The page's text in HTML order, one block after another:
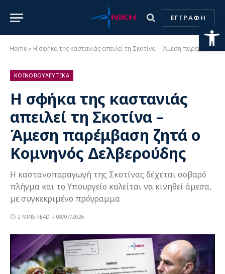
ΕΓΓΡΑΦΗ
Home » Η σφήκα της καστανιάς απειλεί τη Σκοτίνα – Άμεση παρέμβαση ζητά ο Κομνηνός Δελβερούδης
ΚΟΙΝΟΒΟΥΛΕΥΤΙΚΑ
Η σφήκα της καστανιάς
απειλεί τη Σκοτίνα –
Άμεση παρέμβαση ζητά ο
Κομνηνός Δελβερούδης
Η καστανοπαραγωγή της Σκοτίνας δέχεται σοβαρό
πλήγμα και το Υπουργείο καλείται να κινηθεί άμεσα,
με συγκεκριμένο πρόγραμμα
2 MINS READ 08/07/2026